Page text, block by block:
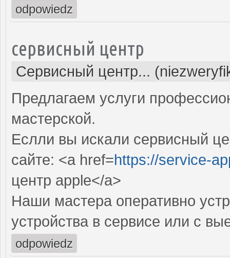
odpowiedz
сервисный центр
Сервисный центр...
Предлагаем услуги
мастерской.
Еслли вы искали сервисный
сайте: <a href=https://service-
центр apple</a>
Наши мастера оперативно
устройства в сервисе или с
odpowiedz